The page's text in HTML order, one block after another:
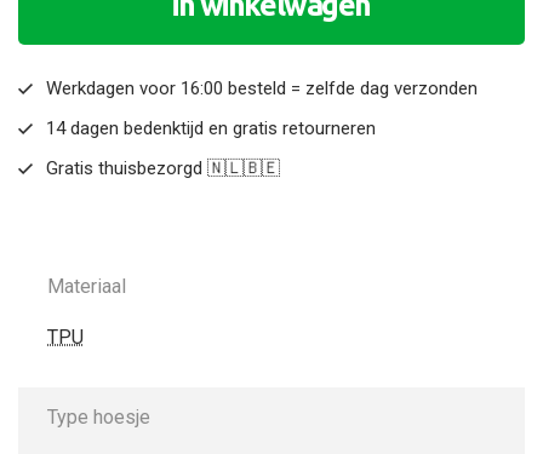
Werkdagen voor 16:00 besteld = zelfde dag verzonden
14 dagen bedenktijd en gratis retourneren
Gratis thuisbezorgd 🇳🇱🇧🇪
Materiaal
TPU
Type hoesje